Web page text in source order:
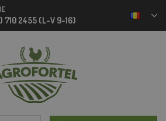
710 2455 (L-V 9-16)